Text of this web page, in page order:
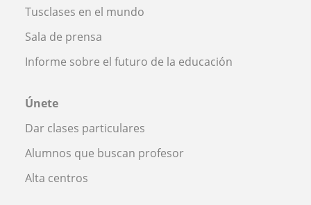
Tusclases en el mundo
Sala de prensa
Informe sobre el futuro de la educación
Únete
Dar clases particulares
Alumnos que buscan profesor
Alta centros